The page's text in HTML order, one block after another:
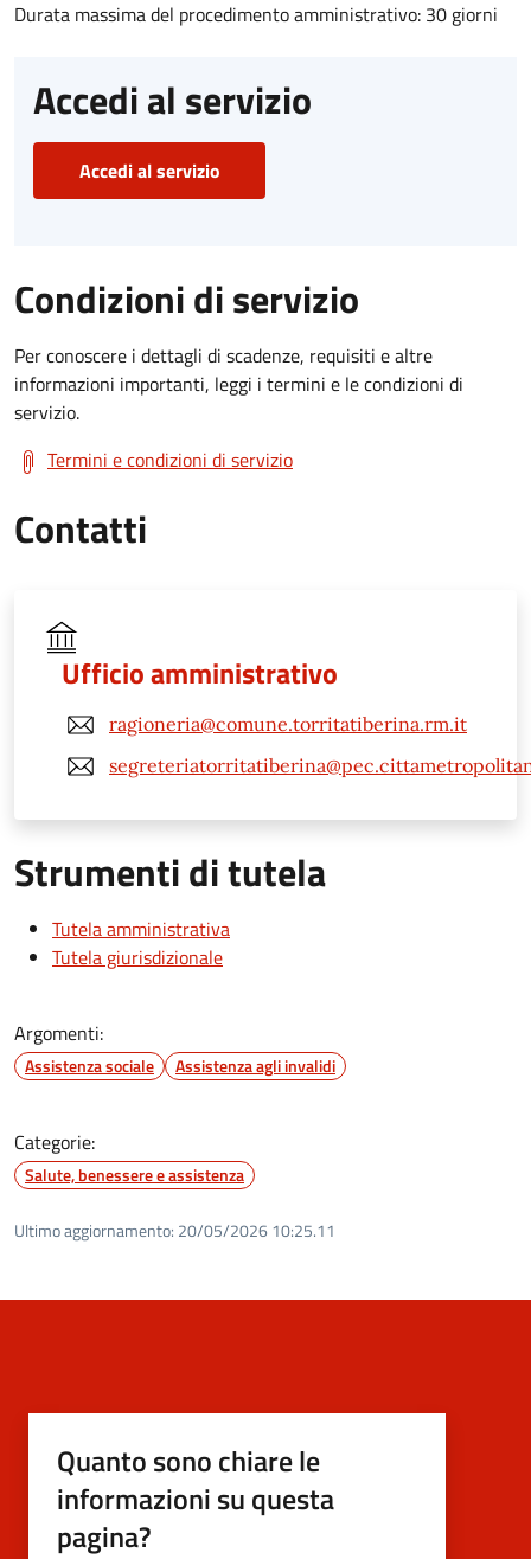
Durata massima del procedimento amministrativo: 30 giorni
Accedi al servizio
Accedi al servizio
Condizioni di servizio
Per conoscere i dettagli di scadenze, requisiti e altre
informazioni importanti, leggi i termini e le condizioni di
servizio.
Termini e condizioni di servizio
Contatti
Ufficio amministrativo
ragioneria@comune.torritatiberina.rm.it
Strumenti di tutela
Tutela amministrativa
Tutela giurisdizionale
Argomenti:
Assistenza sociale Assistenza agli invalidi
Categorie:
Salute, benessere e assistenza
Ultimo aggiornamento: 20/05/2026 10:25.11
Quanto sono chiare le
informazioni su questa
pagina?